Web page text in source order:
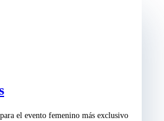
el evento femenino más exclusivo